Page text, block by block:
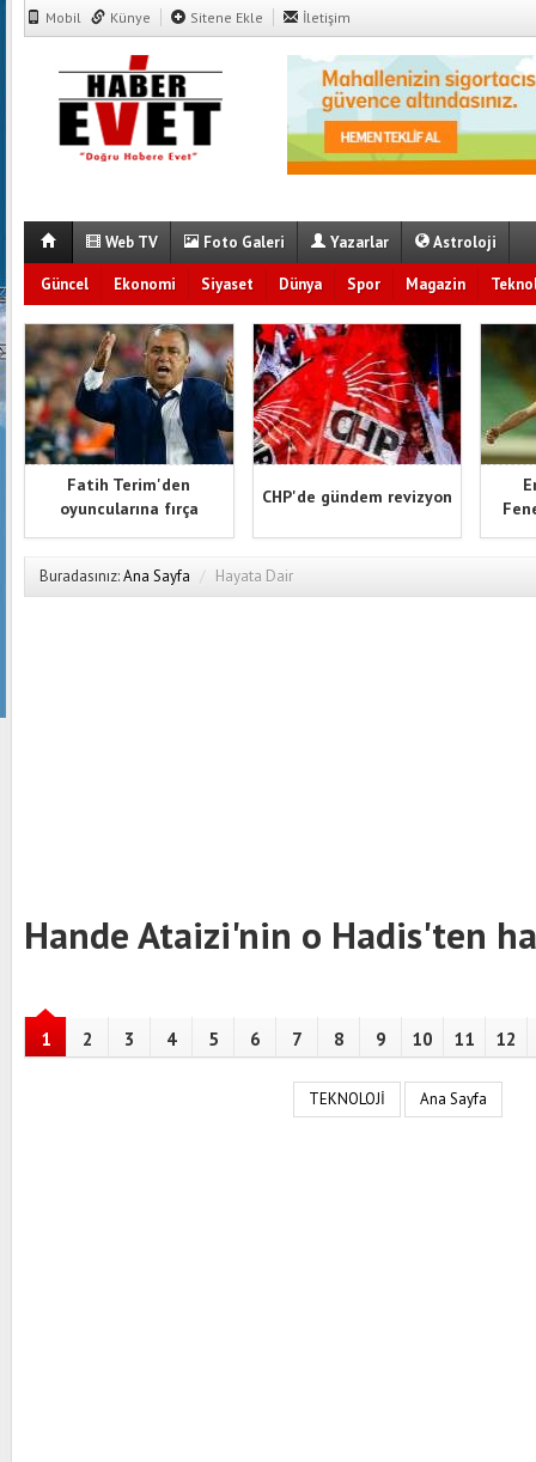
Mobil Künye Sitene Ekle İletişim
Web TV Foto Galeri Yazarlar Astroloji
Güncel Ekonomi Siyaset Dünya Spor Magazin
Fatih Terim'den
oyuncularına fırça
CHP'de gündem revizyon
Buradasınız:Ana Sayfa / Hayata Dair
1 2 3 4 5 6 7 8 9 10 11 12
Hande Ataizi'nin o Hadis'ten
TEKNOLOJİ Ana Sayfa